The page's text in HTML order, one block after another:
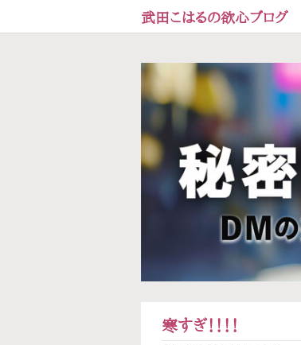
武田こはるの欲心ブログ
寒すぎ！！！！